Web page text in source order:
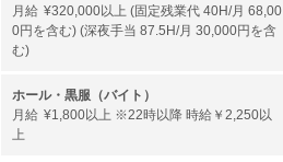
月給 ¥320,000以上 (固定残業代 40H/月 68,00
0円を含む) (深夜手当 87.5H/月 30,000円を含
む)
ホール・黒服（バイト）
月給 ¥1,800以上 ※22時以降 時給￥2,250以
上